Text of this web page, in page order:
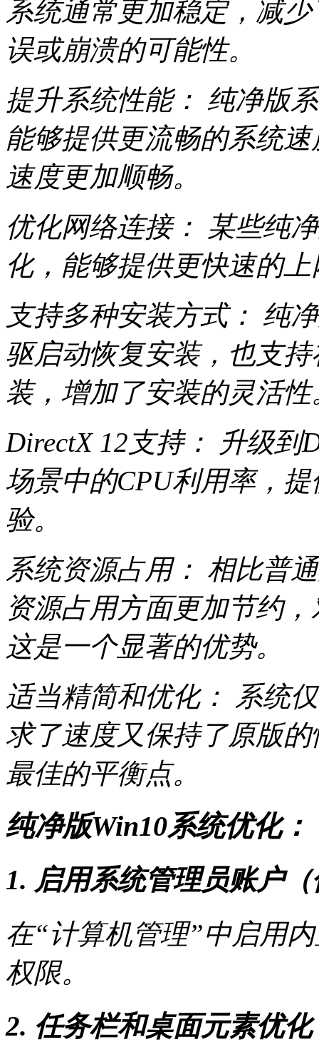
系统通常更加稳定，减
误或崩溃的可能性。
提升系统性能： 纯净版
能够提供更流畅的系统
速度更加顺畅。
优化网络连接： 某些纯
化，能够提供更快速的
支持多种安装方式： 纯
驱启动恢复安装，也支持
装，增加了安装的灵活性
DirectX 12支持： 升级到
场景中的CPU利用率，
验。
系统资源占用： 相比普
资源占用方面更加节约
这是一个显著的优势。
适当精简和优化： 系统
求了速度又保持了原版
最佳的平衡点。
纯净版Win10系统优化：
1. 启用系统管理员账户
在“计算机管理”中启用
权限。
2. 任务栏和桌面元素优化